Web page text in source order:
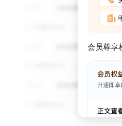
会员尊享